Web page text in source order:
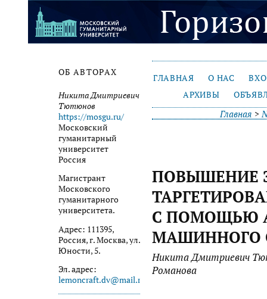
ОБ АВТОРАХ
Никита Дмитриевич
Тютюнов
https://mosgu.ru/
Московский
гуманитарный
университет
Россия
Магистрант
Московского
гуманитарного
университета.
Адрес: 111395,
Россия, г. Москва, ул.
Юности, 5.
Эл. адрес:
lemoncraft.dv@mail.ru
ГЛАВНАЯ О НАС
АРХИВЫ
Главная >
ПОВЫШЕНИЕ
С ПОМОЩЬЮ
МАШИННОГО
Никита Дмитриевич
Романова